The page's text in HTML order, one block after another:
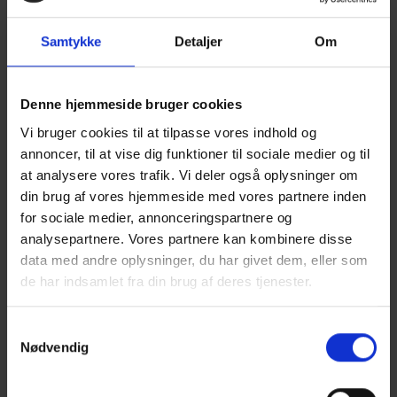
Samtykke Detaljer Om
Denne hjemmeside bruger cookies
Vi bruger cookies til at tilpasse vores indhold og
annoncer, til at vise dig funktioner til sociale medier og til
at analysere vores trafik. Vi deler også oplysninger om
din brug af vores hjemmeside med vores partnere inden
for sociale medier, annonceringspartnere og
analysepartnere. Vores partnere kan kombinere disse
data med andre oplysninger, du har givet dem, eller som
de har indsamlet fra din brug af deres tjenester.
Nødvendig
TRÆ 73
TAGKONSTRUKTIONER